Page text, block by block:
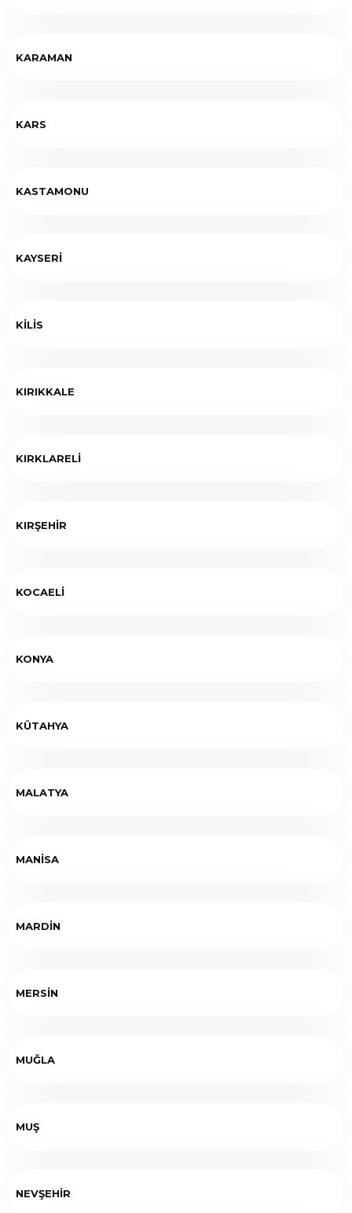
KARAMAN
KARS
KASTAMONU
KAYSERİ
KİLİS
KIRIKKALE
KIRKLARELİ
KIRŞEHİR
KOCAELİ
KONYA
KÜTAHYA
MALATYA
MANİSA
MARDİN
MERSİN
MUĞLA
MUŞ
NEVŞEHİR